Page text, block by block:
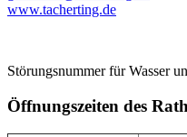
www.tacherting.de
Störungsnummer für Wasser
Öffnungszeiten des